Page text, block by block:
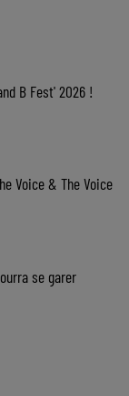
B Fest' 2026 !
Voice & The Voice
se garer